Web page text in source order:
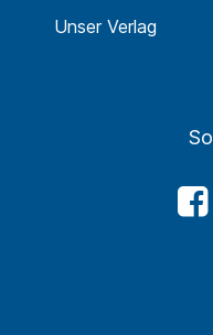
Unser Verlag